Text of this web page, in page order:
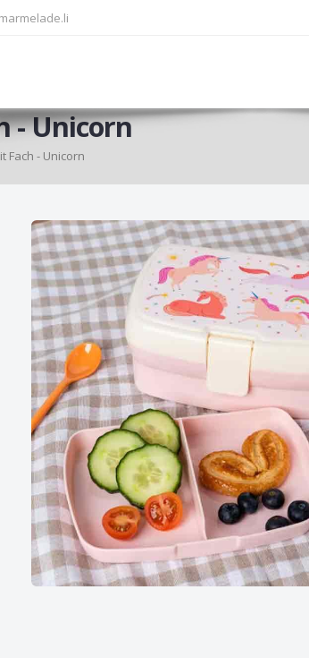
- Unicorn
Fach - Unicorn